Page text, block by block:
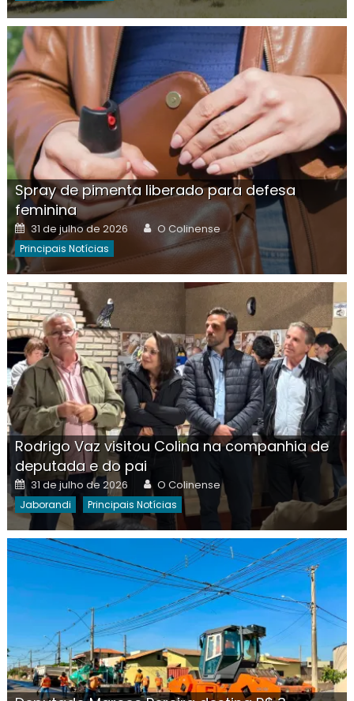
Spray de pimenta liberado para defesa
feminina
Posted
on
31 de julho de 2026 Author
O Colinense
Principais Notícias
Rodrigo Vaz visitou Colina na companhia de
deputada e do pai
Posted
on
31 de julho de 2026 Author
O Colinense
Jaborandi Principais Notícias